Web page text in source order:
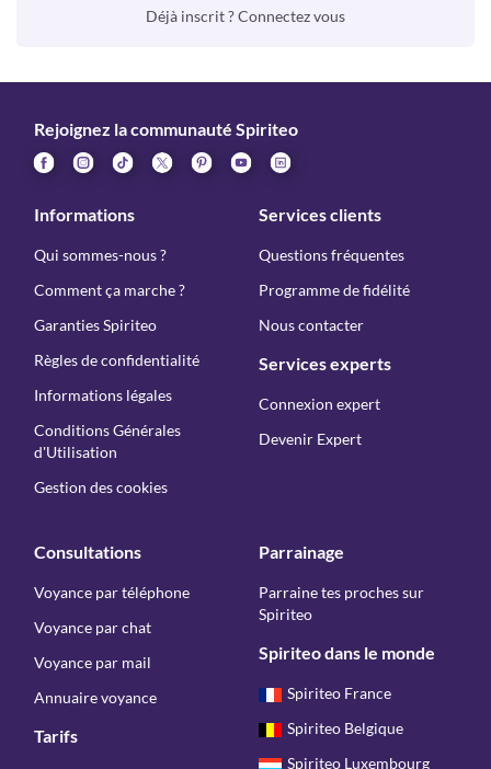
Déjà inscrit ? Connectez vous
Rejoignez la communauté Spiriteo
Informations
Qui sommes-nous ?
Comment ça marche ?
Garanties Spiriteo
Règles de confidentialité
Informations légales
Conditions Générales
d'Utilisation
Gestion des cookies
Services clients
Questions fréquentes
Programme de fidélité
Nous contacter
Services experts
Connexion expert
Devenir Expert
Consultations
Voyance par téléphone
Voyance par chat
Voyance par mail
Annuaire voyance
Tarifs
Parrainage
Parraine tes proches sur
Spiriteo
Spiriteo dans le monde
Spiriteo France
Spiriteo Belgique
Spiriteo Luxembourg